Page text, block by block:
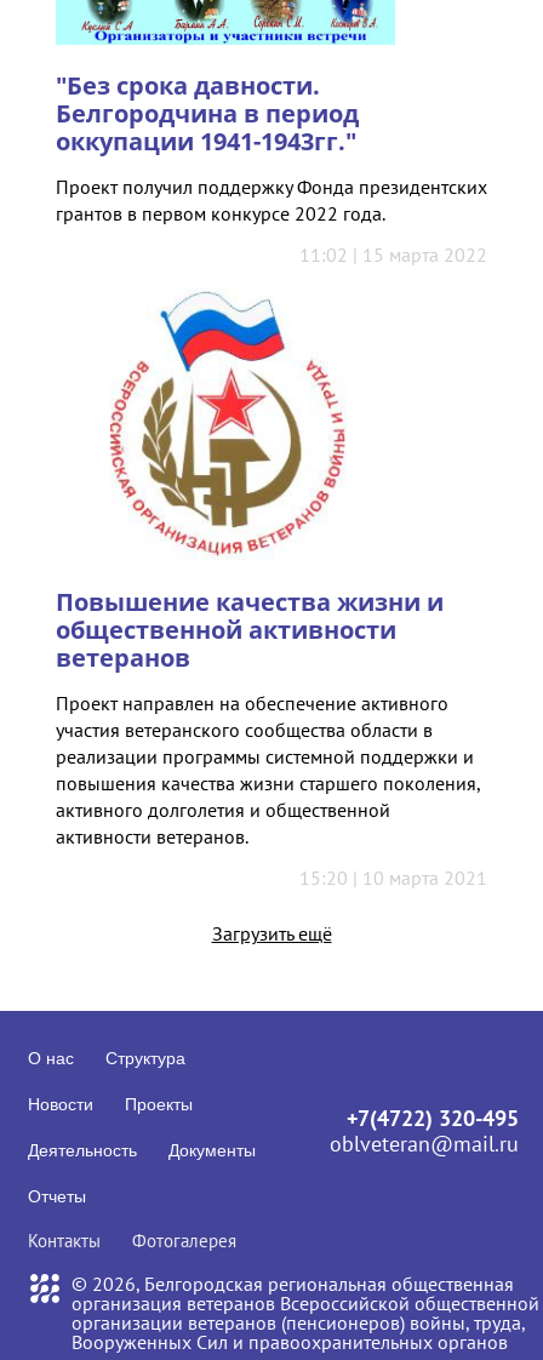
"Без срока давности.
Белгородчина в период
оккупации 1941-1943гг."
Проект получил поддержку Фонда президентских
грантов в первом конкурсе 2022 года.
11:02 | 15 марта 2022
Повышение качества жизни и
общественной активности
ветеранов
Проект направлен на обеспечение активного
участия ветеранского сообщества области в
реализации программы системной поддержки и
повышения качества жизни старшего поколения,
активного долголетия и общественной
активности ветеранов.
15:20 | 10 марта 2021
Загрузить ещё
О нас Структура
Новости Проекты
Деятельность Документы
Отчеты
Контакты Фотогалерея
+7(4722) 320-495
oblveteran@mail.ru
© 2026, Белгородская региональная общественная
организация ветеранов Всероссийской общественной
организации ветеранов (пенсионеров) войны, труда,
Вооруженных Сил и правоохранительных органов